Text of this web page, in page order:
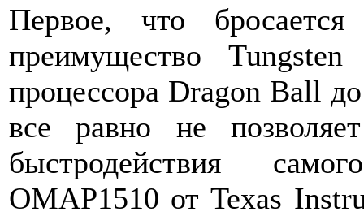
Первое, что
преимущество
процессора Dragon Ball
все равно не
быстродействия
OMAP1510 от Texas